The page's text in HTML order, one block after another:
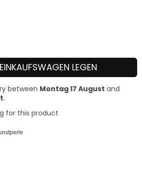
LEGEN
between Montag 17 August and
.
for this product